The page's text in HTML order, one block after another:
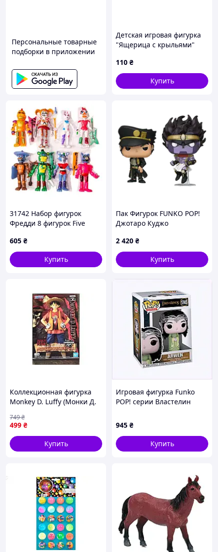
Персональные товарные
подборки в приложении
Детская игровая фигурка
"Ящерица с крыльями"
"Reptiles and insects"
110 ₴
Купить
31742 Набор фигурок
Фредди 8 фигурок Five
ночей с Фредди
605 ₴
Купить
Пак Фигурок FUNKO POP!
Джотаро Куджо
Приключения ДжоДжо
Jotaro Kujo & Star Platinum
JoJo’s Bizarre Adventure
2 420 ₴
Купить
Коллекционная фигурка
Monkey D. Luffy (Монки Д.
ПВХ, на подставке в коробк
JGGW_499
499 ₴
749₴
Купить
Игровая фигурка Funko
POP! серии Властелин
X46K49T040
945 ₴
Купить